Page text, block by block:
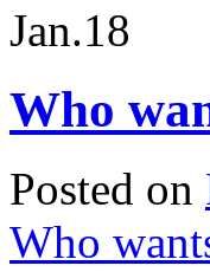
Jan.18
Who
Posted on
Who